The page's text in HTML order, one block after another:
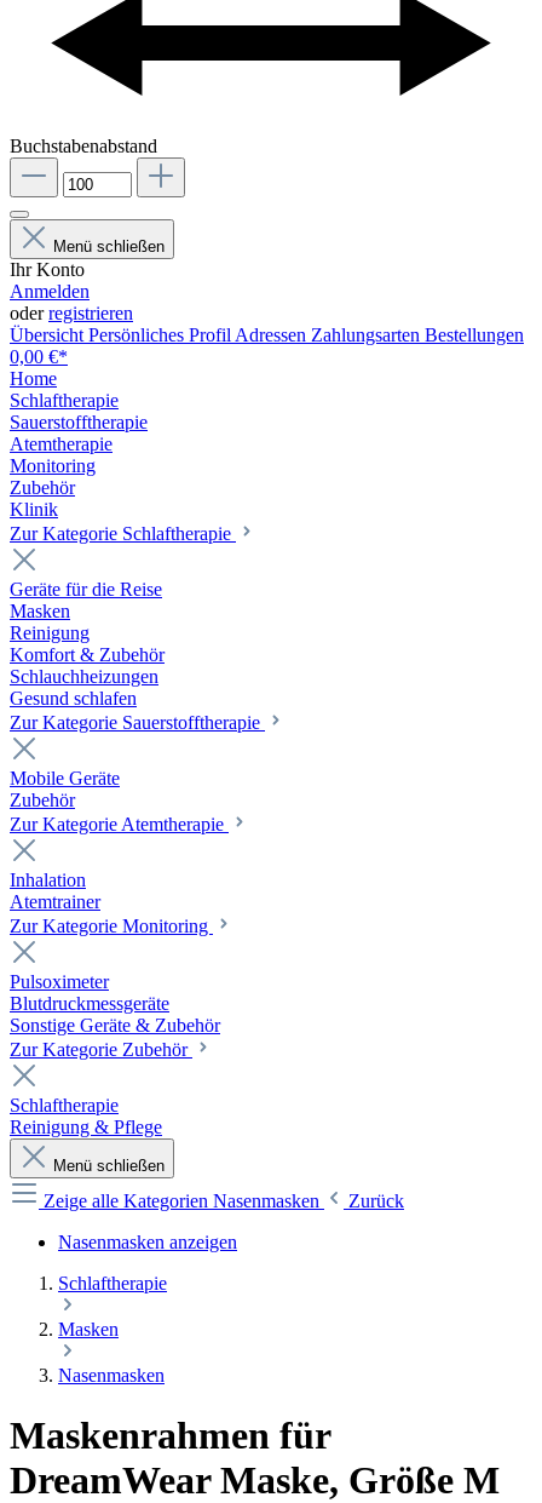
Buchstabenabstand
Menü schließen
Ihr Konto
Anmelden
oderregistrieren
Übersicht Persönliches Profil Adressen Zahlungsarten Bestellungen
0,00 €*
Home
Schlaftherapie
Sauerstofftherapie
Atemtherapie
Monitoring
Zubehör
Klinik
Zur Kategorie Schlaftherapie
Geräte für die Reise
Masken
Reinigung
Komfort & Zubehör
Schlauchheizungen
Gesund schlafen
Zur Kategorie Sauerstofftherapie
Mobile Geräte
Zubehör
Zur Kategorie Atemtherapie
Inhalation
Atemtrainer
Zur Kategorie Monitoring
Pulsoximeter
Blutdruckmessgeräte
Sonstige Geräte & Zubehör
Zur Kategorie Zubehör
Schlaftherapie
Reinigung & Pflege
Menü schließen
Zeige alle Kategorien Nasenmasken
Zurück
Nasenmasken anzeigen
Schlaftherapie
Masken
Nasenmasken
Maskenrahmen für
DreamWear Maske, Größe M